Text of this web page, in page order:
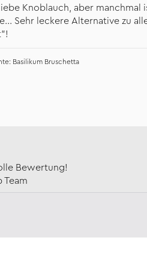
Knoblauch, aber manchmal
Sehr leckere Alternative zu
Bewertung!
Team
Basilikum Bruschetta